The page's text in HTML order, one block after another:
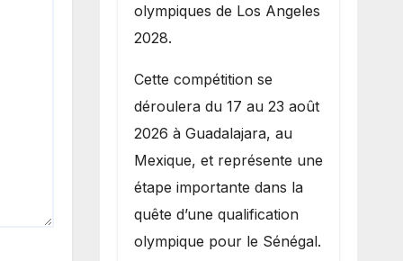
olympiques de Los Angeles
2028.
Cette compétition se
déroulera du 17 au 23 août
2026 à Guadalajara, au
Mexique, et représente une
étape importante dans la
quête d’une qualification
olympique pour le Sénégal.